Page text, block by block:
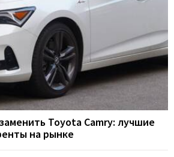
Toyota Camry: лучшие
на рынке